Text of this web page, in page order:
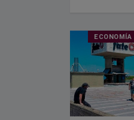
ECONOMÍA